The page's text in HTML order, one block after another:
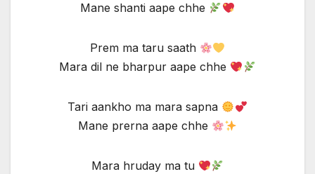
Mane shanti aape chhe
Prem ma taru saath
Mara dil ne bharpur aape chhe
Tari aankho ma mara sapna
Mane prerna aape chhe
Mara hruday ma tu